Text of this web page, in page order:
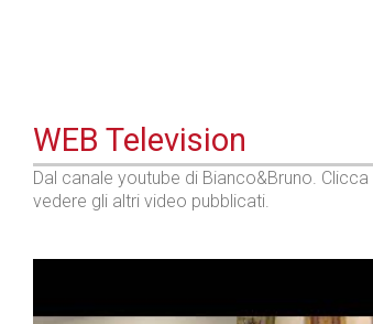
WEB Television
Dal canale youtube di Bianco&Bruno. Clicca
vedere gli altri video pubblicati.